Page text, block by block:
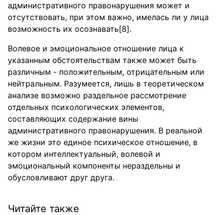
административного правонарушения может и
отсутствовать, при этом важно, имелась ли у лица
возможность их осознавать[8].
Волевое и эмоциональное отношение лица к
указанным обстоятельствам также может быть
различным - положительным, отрицательным или
нейтральным. Разумеется, лишь в теоретическом
анализе возможно раздельное рассмотрение
отдельных психологических элементов,
составляющих содержание вины
административного правонарушения. В реальной
же жизни это единое психическое отношение, в
котором интеллектуальный, волевой и
эмоциональный компоненты нераздельны и
обусловливают друг друга.
Читайте также